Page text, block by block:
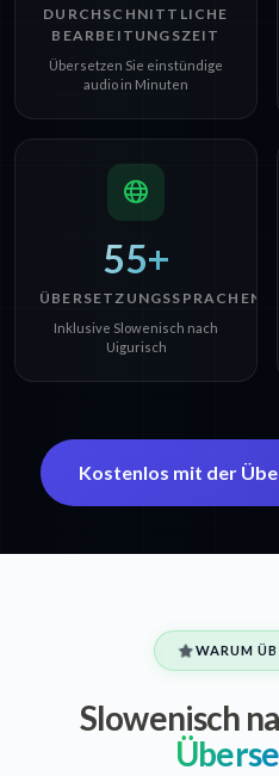
DURCHSCHNITTLICHE
BEARBEITUNGSZEIT
Übersetzen Sie einstündige
audio in Minuten
55+
ÜBERSETZUNGSSPRACHEN
Inklusive Slowenisch nach
Uigurisch
Kostenlos mit der
WARUM
Slowenisch